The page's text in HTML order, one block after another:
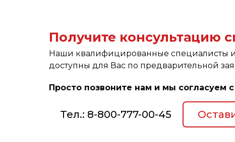
Получите консультацию
Наши квалифицированные специалисты
доступны для Вас по предварительной
Просто позвоните нам и мы согласуем
Тел.: 8-800-777-00-45